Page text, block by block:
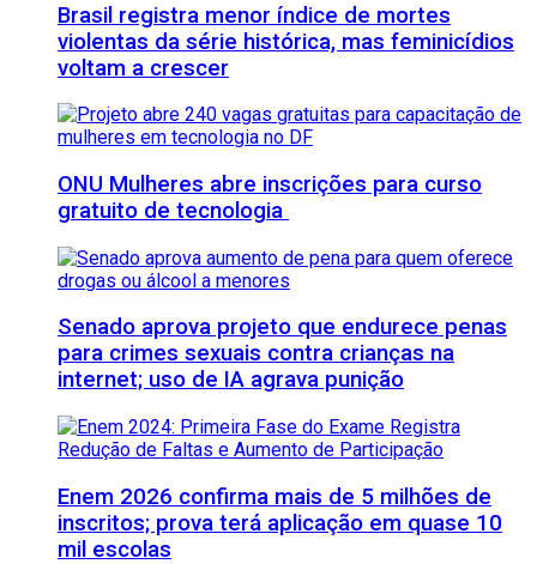
Brasil registra menor índice de mortes
violentas da série histórica, mas feminicídios
voltam a crescer
ONU Mulheres abre inscrições para curso
gratuito de tecnologia
Senado aprova projeto que endurece penas
para crimes sexuais contra crianças na
internet; uso de IA agrava punição
Enem 2026 confirma mais de 5 milhões de
inscritos; prova terá aplicação em quase 10
mil escolas